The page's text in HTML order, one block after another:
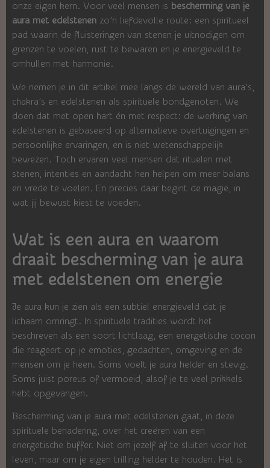
onze eigen kern. Voor veel mensen is bescherming van je
aura met edelstenen zo’n liefdevolle route: een spiritueel
pad waarin de fluisteringen van stenen je uitnodigen om
grenzen te voelen, rust te bewaren en je energieveld te
omhullen met harmonie.
We nemen je in dit artikel mee langs de wereld van aura’s,
chakra’s en edelstenen als spirituele bondgenoten. We
doen dat met open hart én met respect: de werking van
edelstenen is gebaseerd op alternatieve overtuigingen en
persoonlijke ervaringen, en is niet wetenschappelijk
bewezen. Toch ervaren veel mensen dat rituelen met
stenen, intenties en aandacht hen helpen om meer balans
en vrede te voelen. En precies daar begint de magie, in
wat jij bewust kiest te voeden.
Wat is een aura en waarom
draait bescherming van je aura
met edelstenen om energie
Je aura kun je zien als een subtiel energieveld dat je
lichaam omringt. In spirituele tradities wordt het
beschreven als een soort lichtlaag, een energetische cocon
die reageert op je emoties, gedachten, omgeving en de
mensen om je heen. Soms voelt je aura helder en stevig.
Soms juist poreus of vermoeid, alsof je te veel prikkels
hebt opgevangen.
Bescherming van je aura met edelstenen gaat, in deze
spirituele benadering, over het creëren van een
energetische buffer. Niet om jezelf af te sluiten voor het
leven, maar om je eigen trilling helder te houden. Het is